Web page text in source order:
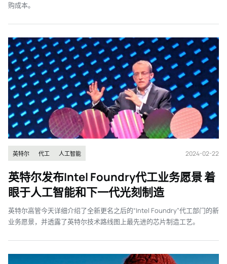
购成本。
英特尔 代工 人工智能 2024-02-22
英特尔发布Intel Foundry代工业务愿景 着
眼于人工智能和下一代光刻制造
英特尔高管今天详细介绍了全新更名之后的“Intel Foundry”代工部门的新
业务愿景，并透露了英特尔技术路线图上最先进的芯片制造工艺。